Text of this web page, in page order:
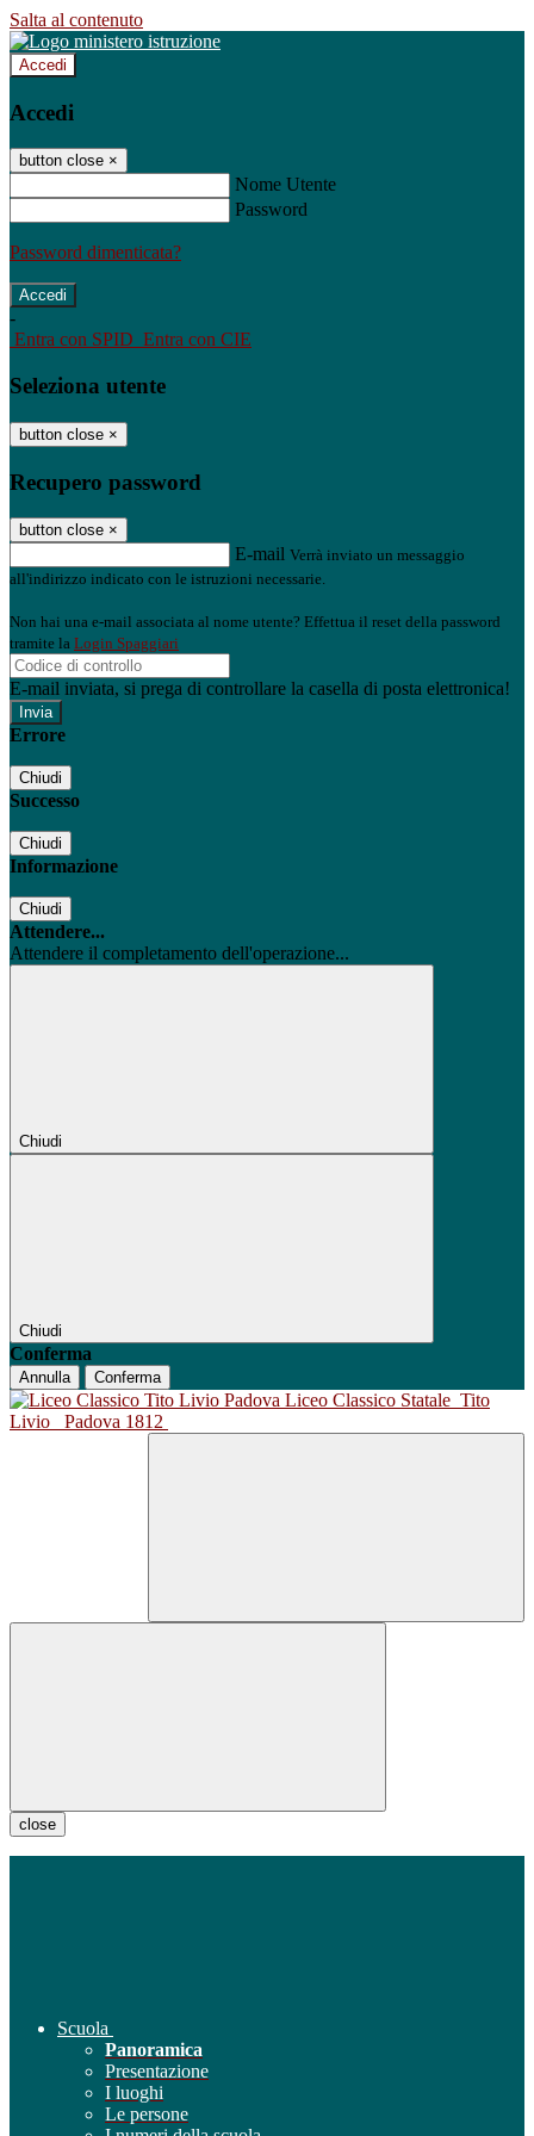
Salta al contenuto
Accedi
Accedi
button close ×
Nome Utente
Password
Password dimenticata?
-
Entra con SPID Entra con CIE
Seleziona utente
button close ×
Recupero password
button close ×
E-mail Verrà inviato un messaggio
all'indirizzo indicato con le istruzioni necessarie.
Non hai una e-mail associata al nome utente? Effettua il reset della password
tramite la Login Spaggiari
E-mail inviata, si prega di controllare la casella di posta elettronica!
Errore
Chiudi
Successo
Chiudi
Informazione
Chiudi
Attendere...
Attendere il completamento dell'operazione...
Chiudi
Chiudi
Conferma
Annulla Conferma
Liceo Classico Statale Tito
Livio
Padova 1812
close
Scuola
Panoramica
Presentazione
I luoghi
Le persone